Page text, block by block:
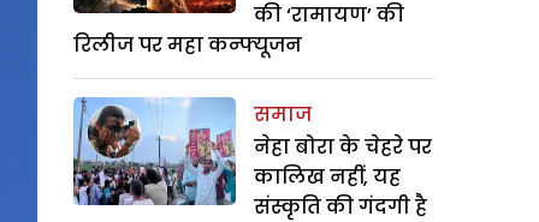
की ‘रामायण’ की
रिलीज पर महा कन्फ्यूजन
समाज
नेहा बोरा के चेहरे पर
कालिख नहीं, यह
संस्कृति की गंदगी है